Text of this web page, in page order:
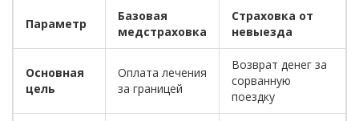
Параметр
Базовая
медстраховка
Страховка от
невыезда
Основная
цель
Оплата лечения
за границей
Возврат денег за
сорванную
поездку